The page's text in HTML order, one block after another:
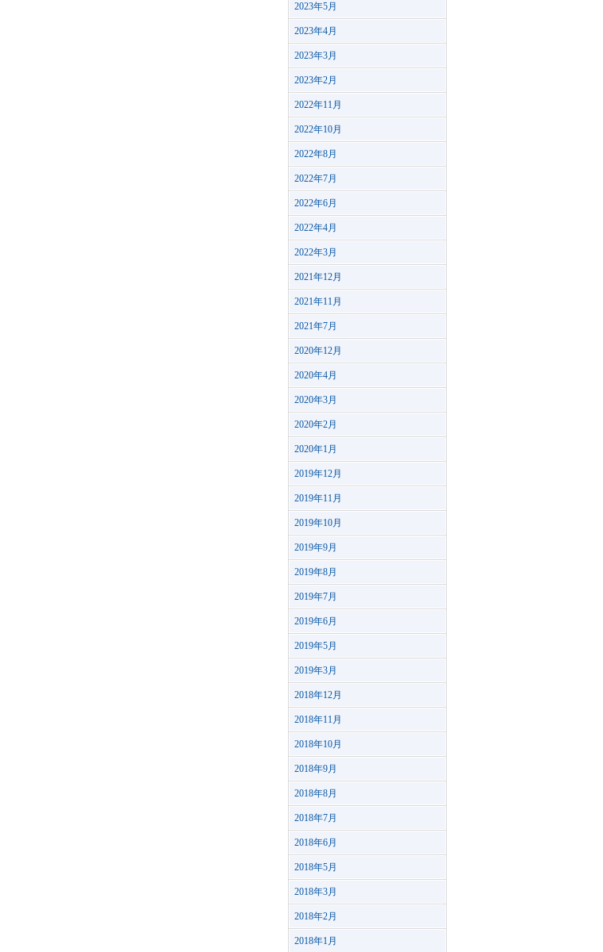
2023年5月
2023年4月
2023年3月
2023年2月
2022年11月
2022年10月
2022年8月
2022年7月
2022年6月
2022年4月
2022年3月
2021年12月
2021年11月
2021年7月
2020年12月
2020年4月
2020年3月
2020年2月
2020年1月
2019年12月
2019年11月
2019年10月
2019年9月
2019年8月
2019年7月
2019年6月
2019年5月
2019年3月
2018年12月
2018年11月
2018年10月
2018年9月
2018年8月
2018年7月
2018年6月
2018年5月
2018年3月
2018年2月
2018年1月